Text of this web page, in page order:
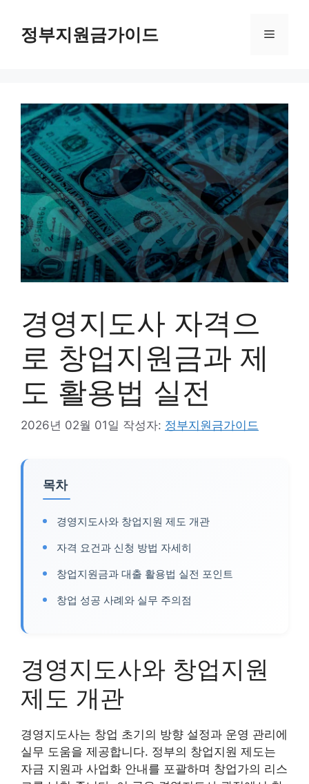
정부지원금가이드 메
경영지도사 자격으
로 창업지원금과 제
도 활용법 실전
2026년 02월 01일 작성자: 정부지원금가이드
목차
경영지도사와 창업지원 제도 개관
자격 요건과 신청 방법 자세히
창업지원금과 대출 활용법 실전 포인트
창업 성공 사례와 실무 주의점
경영지도사와 창업지원
제도 개관
경영지도사는 창업 초기의 방향 설정과 운영 관리에
실무 도움을 제공합니다. 정부의 창업지원 제도는
자금 지원과 사업화 안내를 포괄하며 창업가의 리스